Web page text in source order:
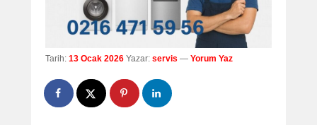
Tarih: 13 Ocak 2026 Yazar: servis — Yorum Yaz